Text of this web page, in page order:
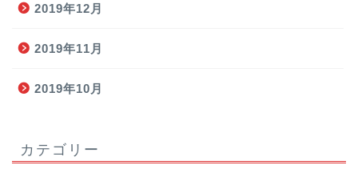
2019年12月
2019年11月
2019年10月
カテゴリー